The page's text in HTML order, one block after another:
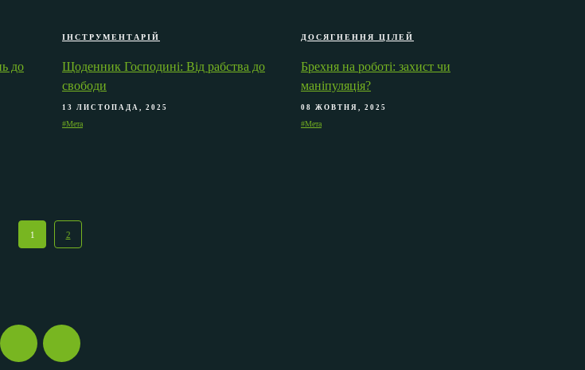
до
ІНСТРУМЕНТАРІЙ
Щоденник Господині: Від рабства до
свободи
13 ЛИСТОПАДА, 2025
#Мета
ДОСЯГНЕННЯ ЦІЛЕЙ
Брехня на роботі: захист чи
маніпуляція?
08 ЖОВТНЯ, 2025
#Мета
1 2